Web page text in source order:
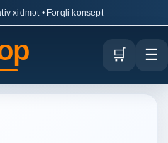
xidmət • Fərqli konsept
🛒 ☰